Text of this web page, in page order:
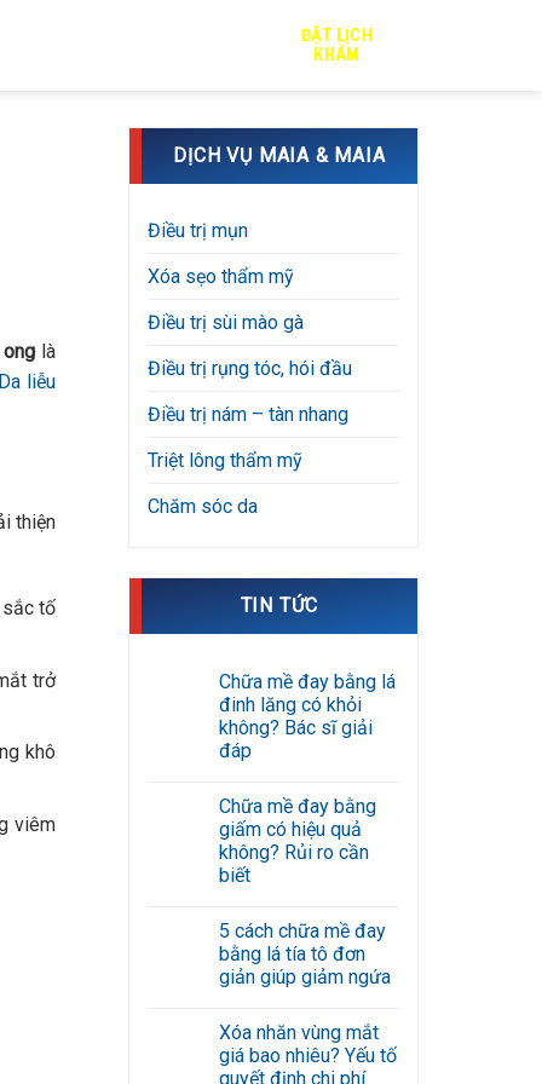
ĐẶT LỊCH
KHÁM
là
liễu
thiện
sắc tố
trở
khô
viêm
DỊCH VỤ MAIA & MAIA
Điều trị mụn
Xóa sẹo thẩm mỹ
Điều trị sùi mào gà
Điều trị rụng tóc, hói đầu
Điều trị nám – tàn nhang
Triệt lông thẩm mỹ
Chăm sóc da
TIN TỨC
Chữa mề đay bằng lá
đinh lăng có khỏi
không? Bác sĩ giải
đáp
bình
luận
ở
Chữa
mề
đay
đinh
lăng
có
khỏi
sĩ
giải
đáp
Chữa mề đay bằng
giấm có hiệu quả
không? Rủi ro cần
biết
bình
luận
ở
Chữa
bằng
giấm
có
hiệu
5 cách chữa mề đay
bằng lá tía tô đơn
giản giúp giảm ngứa
bình
luận
ở
Xóa nhăn vùng mắt
giá bao nhiêu? Yếu tố
quyết định chi phí